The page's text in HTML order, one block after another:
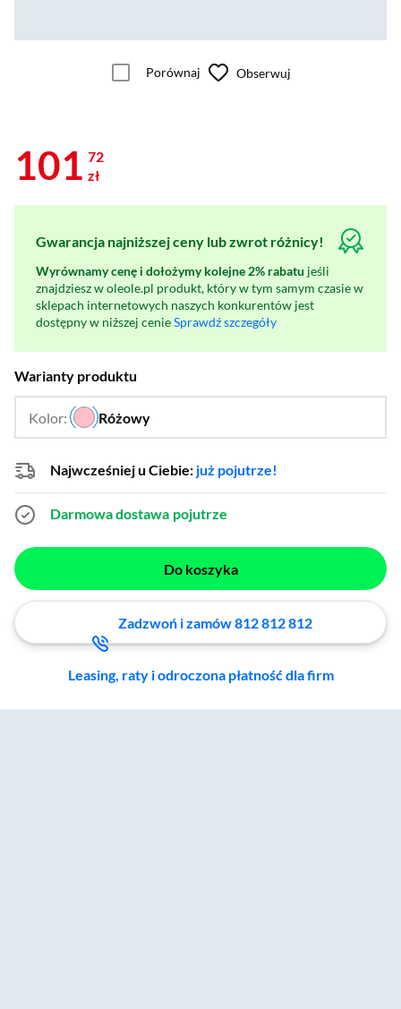
Porównaj Obserwuj
101 72
zł
Gwarancja najniższej ceny lub zwrot różnicy!
Wyrównamy cenę i dołożymy kolejne 2% rabatu jeśli
znajdziesz w oleole.pl produkt, który w tym samym czasie w
sklepach internetowych naszych konkurentów jest
dostępny w niższej cenieSprawdź szczegóły
Warianty produktu
Kolor: Różowy
…
Najwcześniej u Ciebie: już pojutrze!
Darmowa dostawa pojutrze
Do koszyka
Zadzwoń i zamów 812 812 812
Leasing, raty i odroczona płatność dla firm